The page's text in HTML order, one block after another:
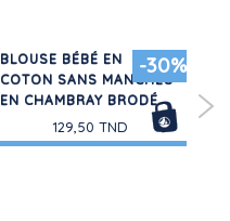
-30%
BLOUSE BÉBÉ EN
COTON SANS MANCHES
EN CHAMBRAY BRODÉ
129,50 TND